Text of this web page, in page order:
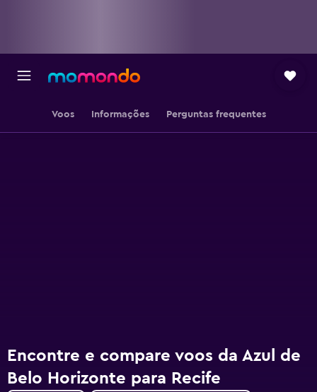
Voos Informações Perguntas frequentes
Encontre e compare voos da Azul de
Belo Horizonte para Recife